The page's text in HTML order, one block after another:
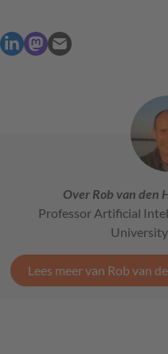
Over Rob van den
Professor Artificial
Lees meer van Rob van